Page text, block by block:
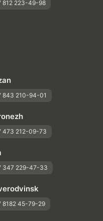
812 223-49-98
843 210-94-01
473 212-09-73
347 229-47-33
8182 45-79-29